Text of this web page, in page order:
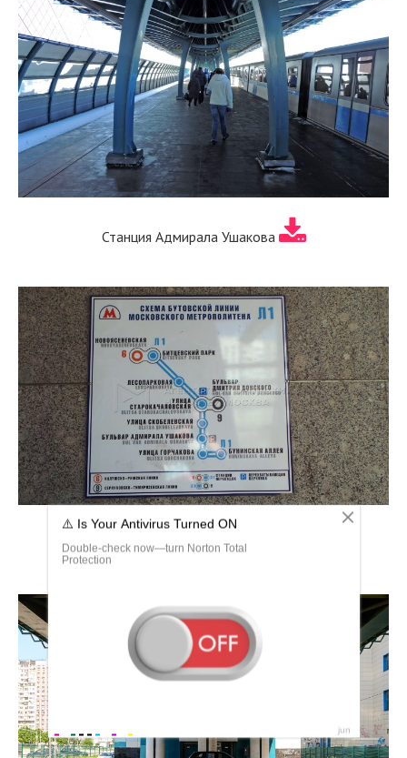
Станция Адмирала Ушакова
Станция Адмирала Ушакова